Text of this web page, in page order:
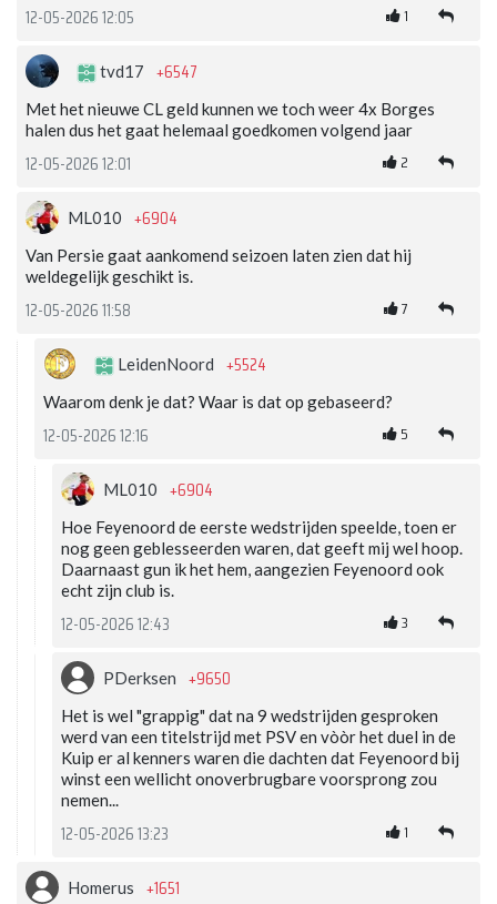
12-05-2026 12:05 1
tvd17 +6547
Met het nieuwe CL geld kunnen we toch weer 4x Borges
halen dus het gaat helemaal goedkomen volgend jaar
12-05-2026 12:01 2
ML010 +6904
Van Persie gaat aankomend seizoen laten zien dat hij
weldegelijk geschikt is.
12-05-2026 11:58 7
LeidenNoord +5524
Waarom denk je dat? Waar is dat op gebaseerd?
12-05-2026 12:16 5
ML010 +6904
Hoe Feyenoord de eerste wedstrijden speelde, toen er
nog geen geblesseerden waren, dat geeft mij wel hoop.
Daarnaast gun ik het hem, aangezien Feyenoord ook
echt zijn club is.
12-05-2026 12:43 3
PDerksen +9650
Het is wel "grappig" dat na 9 wedstrijden gesproken
werd van een titelstrijd met PSV en vòòr het duel in de
Kuip er al kenners waren die dachten dat Feyenoord bij
winst een wellicht onoverbrugbare voorsprong zou
nemen...
12-05-2026 13:23 1
Homerus +1651